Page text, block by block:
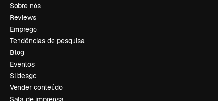
Sobre nós
Reviews
Emprego
Tendências de pesquisa
Blog
Eventos
Slidesgo
Vender conteúdo
Sala de imprensa